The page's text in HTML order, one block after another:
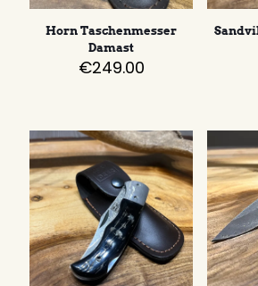
Horn Taschenmesser
Damast
€249.00